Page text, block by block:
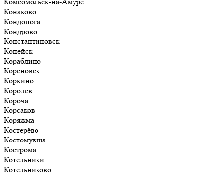
Конаково
Кондопога
Кондрово
Константиновск
Копейск
Кораблино
Кореновск
Коркино
Королёв
Короча
Корсаков
Коряжма
Костерёво
Костомукша
Кострома
Котельники
Котельниково